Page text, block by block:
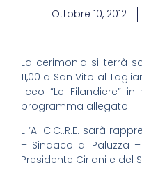
Ottobre 10, 2012
La cerimonia si terrà
11,00 a San Vito al
liceo “Le Filandiere”
programma allegato.
L ‘A.I.C.C..R.E. sarà
– Sindaco di Paluzza
Presidente Ciriani e del